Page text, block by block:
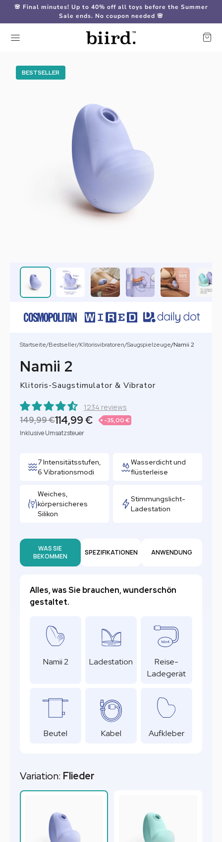
🌸 Final minutes! Up to 40% off all toys before the Summer
Sale ends. No coupon needed 🌸
BESTSELLER
Startseite/Bestseller/Klitorisvibratoren/Saugspielzeuge/Namii 2
Namii 2
Klitoris-Saugstimulator & Vibrator
1234 reviews
149,99 €114,99 € -35,00 €
Inklusive Umsatzsteuer
7 Intensitätsstufen,
6 Vibrationsmodi
Wasserdicht und
flüsterleise
Weiches,
körpersicheres
Silikon
Stimmungslicht-
Ladestation
WAS SIE
BEKOMMEN
SPEZIFIKATIONEN ANWENDUNG
Alles, was Sie brauchen, wunderschön
gestaltet.
Namii 2 Ladestation
Reise-
Ladegerät
Beutel Kabel Aufkleber
Variation: Flieder